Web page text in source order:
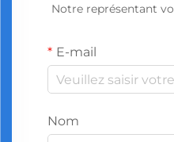
Notre représentant
E-mail
Nom